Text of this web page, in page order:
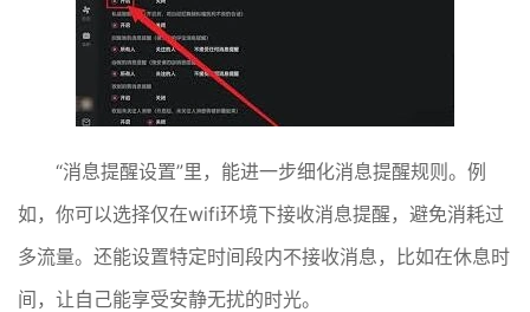
“消息提醒设置”里，能进一步细化消息提醒规则。例
如，你可以选择仅在wifi环境下接收消息提醒，避免消耗过
多流量。还能设置特定时间段内不接收消息，比如在休息时
间，让自己能享受安静无扰的时光。